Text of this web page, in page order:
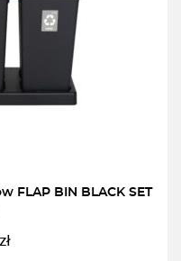
FLAP BIN BLACK SET
zł